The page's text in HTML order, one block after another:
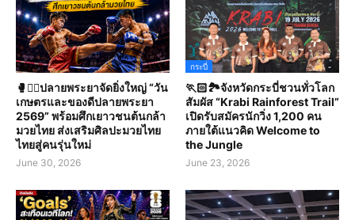
🥊🤼‍♀️ปลายพระยาจัดยิ่งใหญ่ “วัน
เกษตรและของดีปลายพระยา
2569” พร้อมศึกเยาวชนต้นกล้า
มวยไทย ส่งเสริมศิลปะมวยไทย
ไทยสู่คนรุ่นใหม่
June 30, 2026
กระบี่
🏃🏻🏞️จังหวัดกระบี่ชวนทั่วโลก
สัมผัส “Krabi Rainforest Trail”
เปิดรับสมัครนักวิ่ง 1,200 คน
ภายใต้แนวคิด Welcome to
the Jungle
June 23, 2026